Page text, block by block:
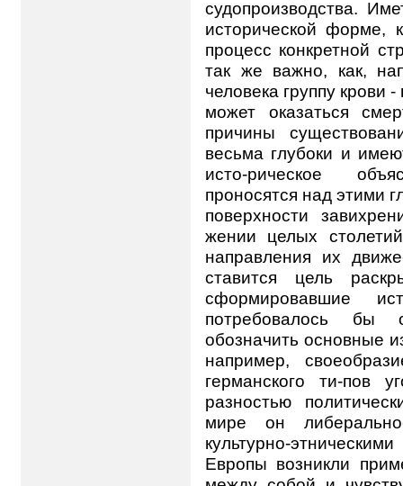
судопроизводства.
исторической форме,
процесс конкретной
так же важно, как,
человека группу крови
может оказаться
причины
весьма глубоки и
исто-рическое
проносятся над этими
поверхности
жении целых
направления их
ставится цель
сформировавшие
потребовалось бы
обозначить основные
например,
германского ти-пов
разностью
мире он
культурно-
Европы возникли